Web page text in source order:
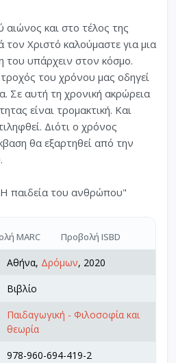
αιώνος και στο τέλος της
τον Χριστό καλούμαστε για μια
του υπάρχειν στον κόσμο.
του χρόνου μας οδηγεί
Σε αυτή τη χρονική ακρώρεια
είναι τρομακτική. Και
Διότι ο χρόνος
θα εξαρτηθεί από την
παιδεία του ανθρώπου"
MARC Προβολή ISBD
Αθήνα, Δρόμων, 2020
Βιβλίο
Παιδαγωγική - Φιλοσοφία και
θεωρία
978-960-694-419-2